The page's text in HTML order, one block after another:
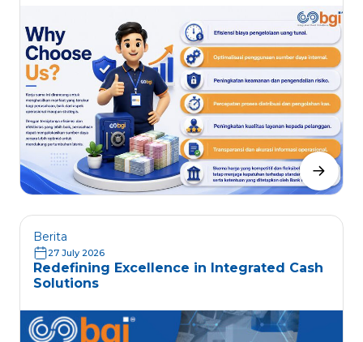
Berita
27 July 2026
Redefining Excellence in Integrated Cash
Solutions